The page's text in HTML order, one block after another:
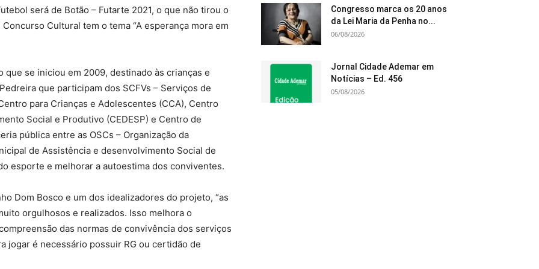
será de Botão – Futarte 2021, o que não tirou o
Cultural tem o tema “A esperança mora em
se iniciou em 2009, destinado às crianças e
que participam dos SCFVs – Serviços de
para Crianças e Adolescentes (CCA), Centro
Social e Produtivo (CEDESP) e Centro de
pública entre as OSCs – Organização da
de Assistência e desenvolvimento Social de
esporte e melhorar a autoestima dos conviventes.
Dom Bosco e um dos idealizadores do projeto, “as
orgulhosos e realizados. Isso melhora o
das normas de convivência dos serviços
jogar é necessário possuir RG ou certidão de
Congresso marca os 20 anos
da Lei Maria da Penha no...
06/08/2026
Jornal Cidade Ademar em
Notícias – Ed. 456
05/08/2026